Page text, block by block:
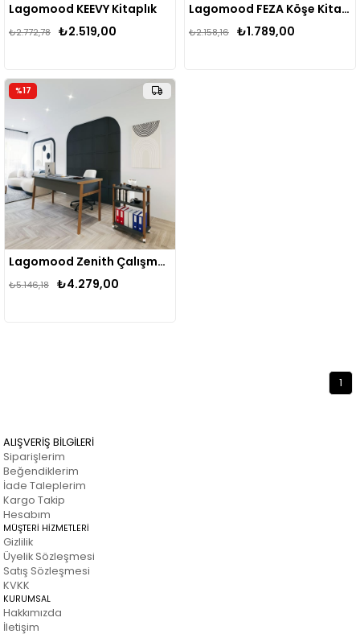
Lagomood KEEVY Kitaplık
₺2.519,00
₺2.772,78
Lagomood FEZA Köşe Kitaplık
₺1.789,00
₺2.158,16
Lagomood Zenith Çalışma Masası Kitaplık Takım 150cm
₺4.279,00
₺5.146,18
%17
1
ALIŞVERİŞ BİLGİLERİ
Siparişlerim
Beğendiklerim
İade Taleplerim
Kargo Takip
Hesabım
MÜŞTERİ HİZMETLERİ
Gizlilik
Üyelik Sözleşmesi
Satış Sözleşmesi
KVKK
KURUMSAL
Hakkımızda
İletişim